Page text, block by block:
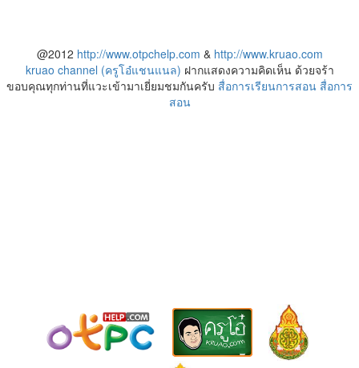
@2012 http://www.otpchelp.com & http://www.kruao.com
kruao channel (ครูโอ๋แชนแนล) ฝากแสดงความคิดเห็น ด้วยจร้า
ขอบคุณทุกท่านที่แวะเข้ามาเยี่ยมชมกันครับ สื่อการเรียนการสอน สื่อการ
สอน